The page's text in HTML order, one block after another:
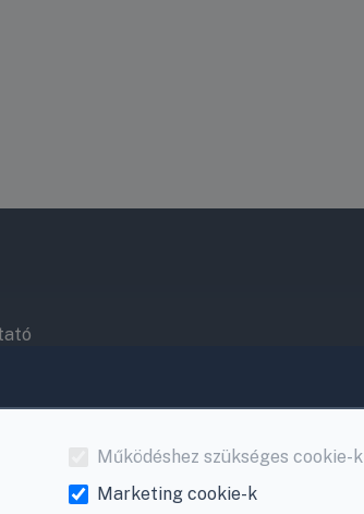
Működéshez szükséges cookie-k
Marketing cookie-k